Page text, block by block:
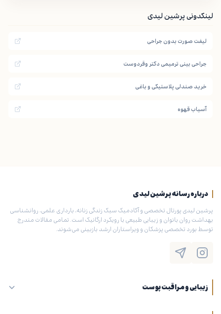
لینکدونی پرشین لیدی
لیفت صورت بدون جراحی
جراحی بینی ترمیمی دکتر وقردوست
خرید صندلی پلاستیکی و باغی
آسیاب قهوه
درباره رسانه پرشین لیدی
پرشین لیدی پورتال تخصصی و آکادمیک سبک زندگی زنانه، بارداری علمی، روانشناسی
بهداشت روان بانوان و زیبایی طبیعی با رویکرد ارگانیک است. تمامی مقالات مندرج
توسط بورد تخصصی پزشکان و ویراستاران ارشد بازبینی می‌شوند.
زیبایی و مراقبت پوست